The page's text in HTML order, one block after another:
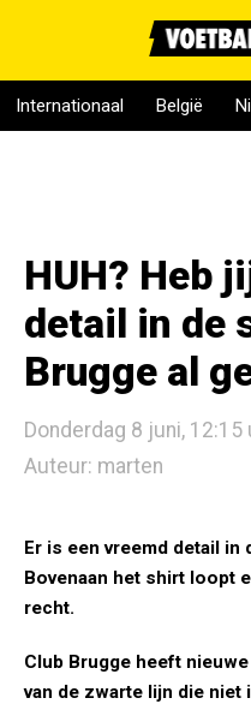
Internationaal België
HUH? Heb
detail in de
Brugge al
Donderdag 8 juni, 12:15
Auteur: marten
Er is een vreemd detail in
Bovenaan het shirt loopt
recht.
Club Brugge heeft
van de zwarte lijn die niet